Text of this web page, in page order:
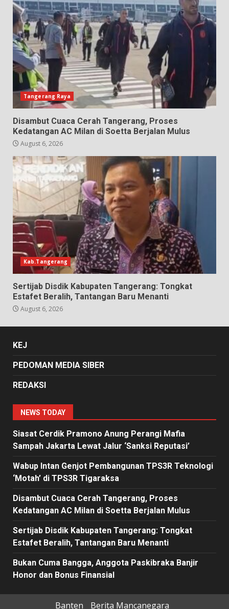
Tangerang Raya
Disambut Cuaca Cerah Tangerang, Proses
Kedatangan AC Milan di Soetta Berjalan Mulus
August 6, 2026
Kab.Tangerang
Sertijab Disdik Kabupaten Tangerang: Tongkat
Estafet Beralih, Tantangan Baru Menanti
August 6, 2026
KEJ
PEDOMAN MEDIA SIBER
REDAKSI
NEWS TODAY
Siasat Cerdik Pramono Anung Perangi Mafia
Sampah Jakarta Lewat Jalur ‘Sanksi Reputasi’
Wabup Intan Genjot Pembangunan TPS3R Teknologi
‘Motah’ di TPS3R Tigaraksa
Disambut Cuaca Cerah Tangerang, Proses
Kedatangan AC Milan di Soetta Berjalan Mulus
Sertijab Disdik Kabupaten Tangerang: Tongkat
Estafet Beralih, Tantangan Baru Menanti
Bukan Cuma Bangga, Anggota Paskibraka Banjir
Honor dan Bonus Finansial
Banten Berita Mancanegara